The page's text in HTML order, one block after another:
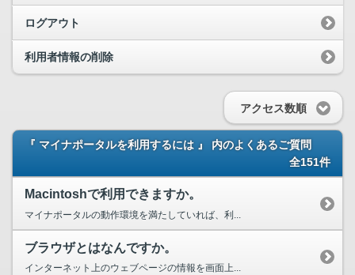
ログアウト
利用者情報の削除
アクセス数順
『 マイナポータルを利用するには 』 内のよくあるご質問
全151件
Macintoshで利用できますか。
マイナポータルの動作環境を満たしていれば、利...
ブラウザとはなんですか。
インターネット上のウェブページの情報を画面上...